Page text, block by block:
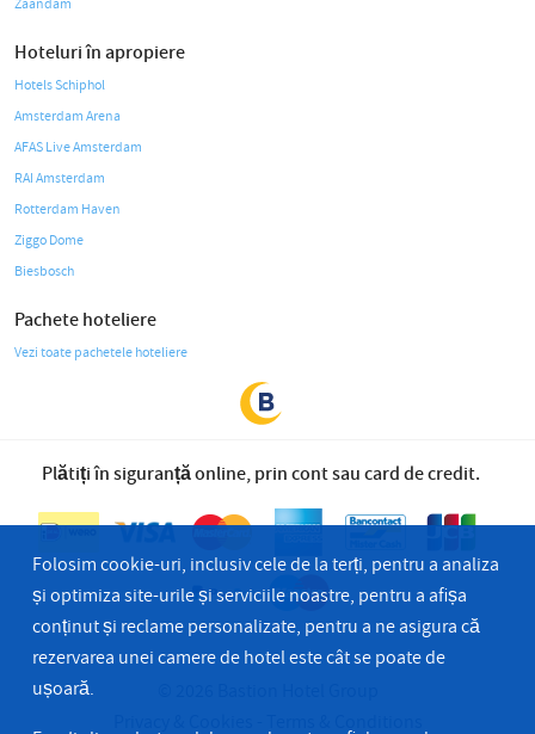
Zaandam
Hoteluri în apropiere
Hotels Schiphol
Amsterdam Arena
AFAS Live Amsterdam
RAI Amsterdam
Rotterdam Haven
Ziggo Dome
Biesbosch
Pachete hoteliere
Vezi toate pachetele hoteliere
Plătiți în siguranță online, prin cont sau card de credit.
Folosim cookie-uri, inclusiv cele de la terți, pentru a analiza
și optimiza site-urile și serviciile noastre, pentru a afișa
conținut și reclame personalizate, pentru a ne asigura că
rezervarea unei camere de hotel este cât se poate de
ușoară.